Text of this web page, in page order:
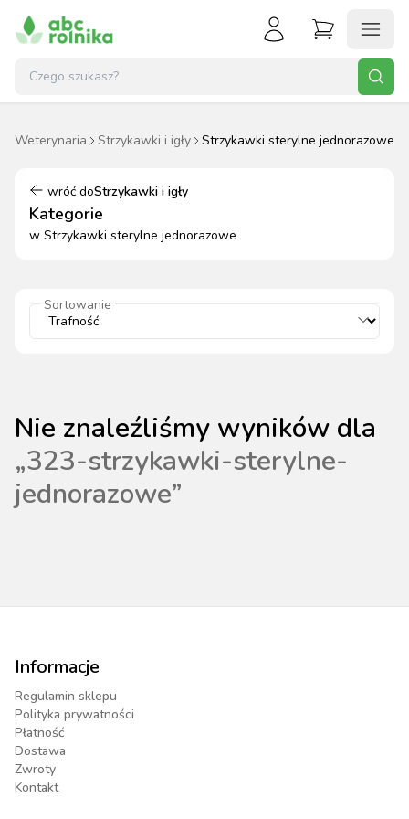
Weterynaria Strzykawki i igły Strzykawki sterylne jednorazowe
wróć doStrzykawki i igły
Kategorie
w Strzykawki sterylne jednorazowe
Sortowanie
Nie znaleźliśmy wyników dla
„323-strzykawki-sterylne-
jednorazowe”
Informacje
Regulamin sklepu
Polityka prywatności
Płatność
Dostawa
Zwroty
Kontakt